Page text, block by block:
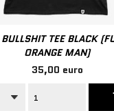
TEE BLACK
ORANGE MAN)
35,00 euro